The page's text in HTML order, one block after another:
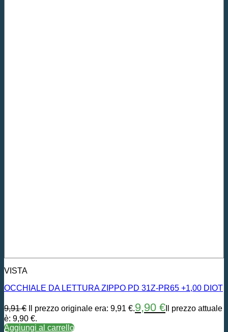
VISTA
OCCHIALE DA LETTURA ZIPPO PD 31Z-PR65 +1,00 DIOT
9,91€ Il prezzo originale era: 9,91 €.9,90 € Il prezzo attuale
è: 9,90 €.
Aggiungi al carrello